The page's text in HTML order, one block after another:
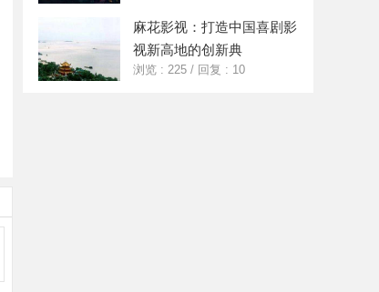
麻花影视：打造中国喜剧影
视新高地的创新典
浏览 : 225 / 回复 : 10